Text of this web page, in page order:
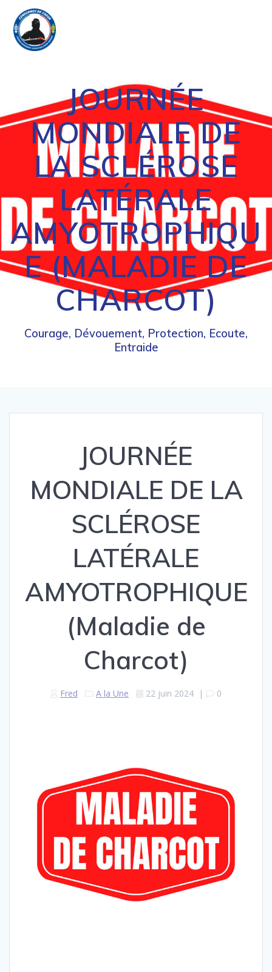
JOURNÉE
MONDIALE DE
LA SCLÉROSE
LATÉRALE
AMYOTROPHIQU
E (MALADIE DE
CHARCOT)
Courage, Dévouement, Protection, Ecoute,
Entraide
JOURNÉE
MONDIALE DE LA
SCLÉROSE
LATÉRALE
AMYOTROPHIQUE
(Maladie de
Charcot)
Fred A la Une 22 juin 2024 | 0